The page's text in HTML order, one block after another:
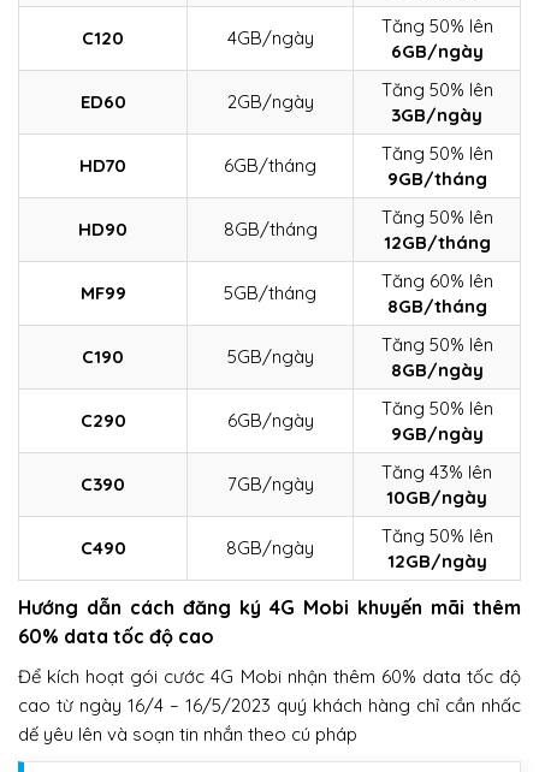
C120 4GB/ngày
Tăng 50% lên
6GB/ngày
ED60 2GB/ngày
Tăng 50% lên
3GB/ngày
HD70 6GB/tháng
Tăng 50% lên
9GB/tháng
HD90 8GB/tháng
Tăng 50% lên
12GB/tháng
MF99 5GB/tháng
Tăng 60% lên
8GB/tháng
C190 5GB/ngày
Tăng 50% lên
8GB/ngày
C290 6GB/ngày
Tăng 50% lên
9GB/ngày
C390 7GB/ngày
Tăng 43% lên
10GB/ngày
C490 8GB/ngày
Tăng 50% lên
12GB/ngày
Hướng dẫn cách đăng ký 4G Mobi khuyến mãi thêm
60% data tốc độ cao
Để kích hoạt gói cước 4G Mobi nhận thêm 60% data tốc độ
cao từ ngày 16/4 – 16/5/2023 quý khách hàng chỉ cần nhấc
dế yêu lên và soạn tin nhắn theo cú pháp